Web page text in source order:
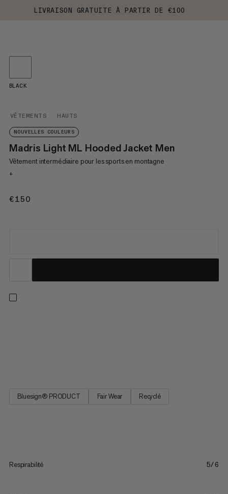
LIVRAISON GRATUITE À PARTIR DE €100
VÊTEMENTS HAUTS
NOUVELLES COULEURS
Madris Light ML Hooded Jacket Men
Vêtement intermédiaire pour les sports en montagne
+
€150
BLACK
Bluesign® PRODUCT Fair Wear Recyclé
Respirabilité 5/6